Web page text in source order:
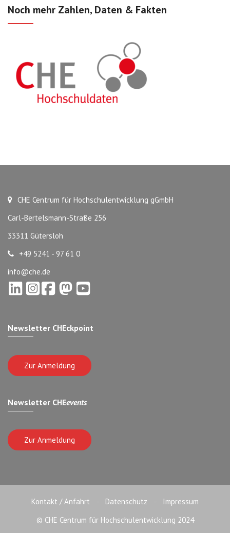
Noch mehr Zahlen, Daten & Fakten
CHE Centrum für Hochschulentwicklung gGmbH
Carl-Bertelsmann-Straße 256
33311 Gütersloh
+49 5241 - 97 61 0
info@che.de
Newsletter CHEckpoint
Zur Anmeldung
Newsletter CHEevents
Zur Anmeldung
Kontakt / Anfahrt Datenschutz
Impressum
© CHE Centrum für Hochschulentwicklung 2024